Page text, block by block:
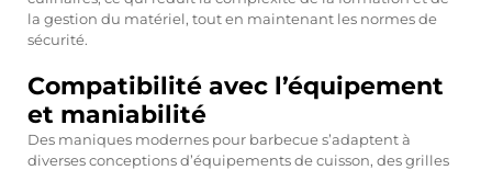
la gestion du matériel, tout en maintenant les normes de
sécurité.
Compatibilité avec l’équipement
et maniabilité
Des maniques modernes pour barbecue s’adaptent à
diverses conceptions d’équipements de cuisson, des grilles